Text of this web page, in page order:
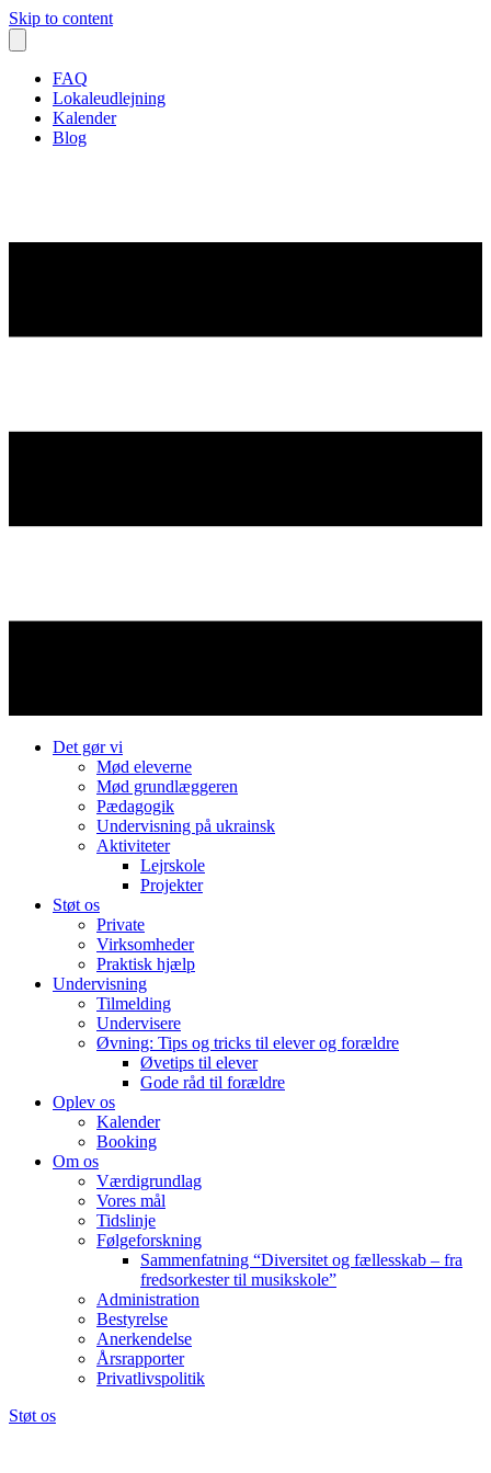
Skip to content
FAQ
Lokaleudlejning
Kalender
Blog
Det gør vi
Mød eleverne
Mød grundlæggeren
Pædagogik
Undervisning på ukrainsk
Aktiviteter
Lejrskole
Projekter
Støt os
Private
Virksomheder
Praktisk hjælp
Undervisning
Tilmelding
Undervisere
Øvning: Tips og tricks til elever og forældre
Øvetips til elever
Gode råd til forældre
Oplev os
Kalender
Booking
Om os
Værdigrundlag
Vores mål
Tidslinje
Følgeforskning
Sammenfatning “Diversitet og fællesskab – fra
fredsorkester til musikskole”
Administration
Bestyrelse
Anerkendelse
Årsrapporter
Privatlivspolitik
Støt os